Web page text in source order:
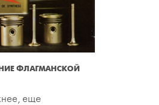
ФЛАГМАНСКОЙ
еще